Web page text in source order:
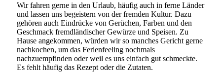
Wir fahren gerne in den Urlaub, häufig auch in ferne Länder
und lassen uns begeistern von der fremden Kultur. Dazu
gehören auch Eindrücke von Gerüchen, Farben und den
Geschmack fremdländischer Gewürze und Speisen. Zu
Hause angekommen, würden wir so manches Gericht gerne
nachkochen, um das Ferienfeeling nochmals
nachzuempfinden oder weil es uns einfach gut schmeckte.
Es fehlt häufig das Rezept oder die Zutaten.